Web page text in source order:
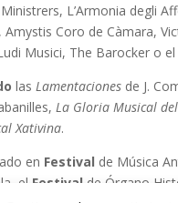
L’Armonia degli
Amystis Coro de Càmara,
Musici, The Barocker o
las Lamentacionesde J.
La Gloria Musical
Xativina.
en Festival de Música
el Festivalde Órgano